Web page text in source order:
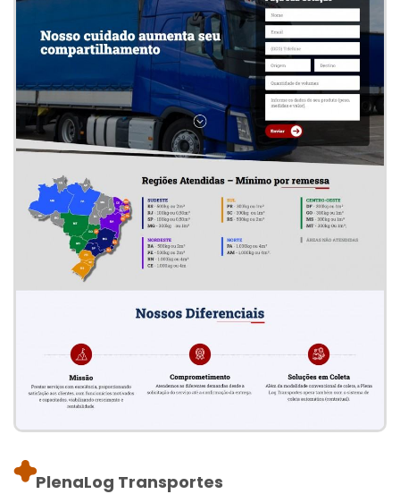
PlenaLog Transportes